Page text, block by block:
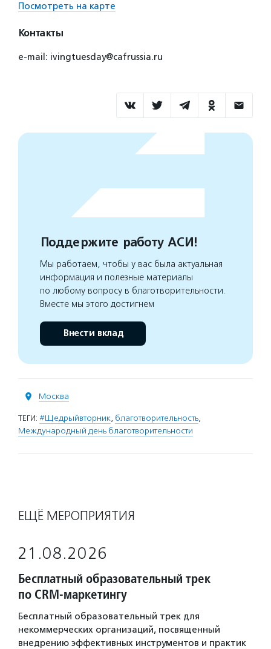
Посмотреть на карте
Контакты
e-mail: ivingtuesday@cafrussia.ru
Поддержите работу АСИ!
Мы работаем, чтобы у вас была актуальная
информация и полезные материалы
по любому вопросу в благотворительности.
Вместе мы этого достигнем
Внести вклад
Москва
ТЕГИ: #Щедрыйвторник, благотворительность,
Международный день благотворительности
ЕЩЁ МЕРОПРИЯТИЯ
21.08.2026
Бесплатный образовательный трек
по CRM-маркетингу
Бесплатный образовательный трек для
некоммерческих организаций, посвященный
внедрению эффективных инструментов и практик